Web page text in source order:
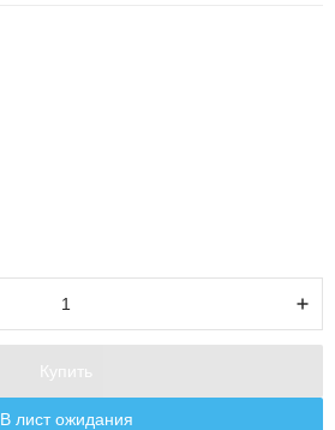
Купить
В лист ожидания